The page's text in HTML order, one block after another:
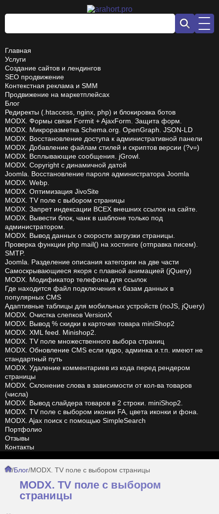
Главная
Услуги
Создание сайтов и лендингов
SEO продвижение
Контекстная реклама и SMM
Продвижение на маркетплейсах
Блог
Редиректы (.htaccess, nginx, php) и блокировка ботов
MODX. Формы связи Formit + AjaxForm. Защита форм.
MODX. Микроразметка Schema.org. OpenGraph. JSON-LD
MODX. Восстановление доступа к административной панели
MODX. Добавление файлам стилей и скриптов версии (?v=)
MODX. Всплывающие сообщения. jGrowl.
MODX. Copyright с динамичной датой
Joomla. Восстановление пароля администратора Joomla
MODX. Webp.
MODX. Оптимизация JivoSite
MODX. TV поле с выбором страницы
MODX. Запрет индексации ВСЕХ внешних ссылок на сайте.
MODX. Вывести блок, чанк в шаблоне только под
администратором.
MODX. Вывод данных о скорости загрузки страницы.
Проверка функции php mail() на хостинге (отправка писем).
SMTP.
Joomla. Разделение описания категории на две части
Самоскрывающиеся якоря с плавной анимацией (jQuery)
MODX. Модификатор телефона для ссылок
Где находится файл подключения к базам данных в
популярных CMS
Адаптивные таблицы для мобильных устройств (noJS, jQuery)
MODX. Очистка слепков VersionX
MODX. Вывод % скидки в карточке товара miniShop2
MODX. XML feed. Minishop2.
MODX. TV поле множественного выбора страниц
MODX. Обновление CMS если ядро, админка и.т.п. имеют не
стандартный путь
MODX. Удаление комментариев из кода перед рендером
страницы
MODX. Склонение слова в зависимости от кол-ва товаров
(числа)
MODX. Вывод слайдера товаров в 2 строки. miniShop2.
MODX. TV поле с выбором иконки FA, цвета иконки и фона.
MODX. Ajax поиск с помощью SimpleSearch
Портфолио
Отзывы
Контакты
/Блог/MODX. TV поле с выбором страницы
MODX. TV поле с выбором
страницы